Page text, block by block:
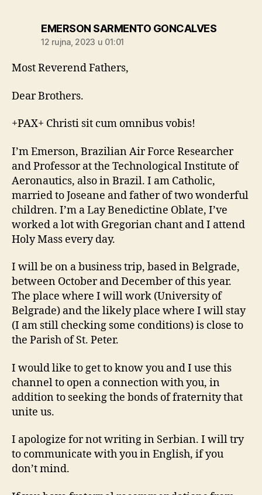
EMERSON SARMENTO GONCALVESkaže:
12 rujna, 2023 u 01:01
Most Reverend Fathers,
Dear Brothers.
+PAX+ Christi sit cum omnibus vobis!
I’m Emerson, Brazilian Air Force Researcher
and Professor at the Technological Institute of
Aeronautics, also in Brazil. I am Catholic,
married to Joseane and father of two wonderful
children. I’m a Lay Benedictine Oblate, I’ve
worked a lot with Gregorian chant and I attend
Holy Mass every day.
I will be on a business trip, based in Belgrade,
between October and December of this year.
The place where I will work (University of
Belgrade) and the likely place where I will stay
(I am still checking some conditions) is close to
the Parish of St. Peter.
I would like to get to know you and I use this
channel to open a connection with you, in
addition to seeking the bonds of fraternity that
unite us.
I apologize for not writing in Serbian. I will try
to communicate with you in English, if you
don’t mind.